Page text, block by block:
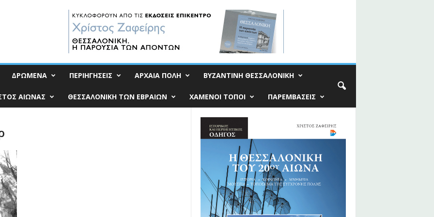
ΔΡΩΜΕΝΑ ΠΕΡΙΗΓΗΣΕΙΣ ΑΡΧΑΙΑ ΠΟΛΗ ΒΥΖΑΝΤΙΝΗ ΘΕΣΣΑΛΟΝΙΚΗ
ΑΙΩΝΑΣ ΘΕΣΣΑΛΟΝΙΚΗ ΤΩΝ ΕΒΡΑΙΩΝ ΧΑΜΕΝΟΙ ΤΟΠΟΙ ΠΑΡΕΜΒΑΣΕΙΣ